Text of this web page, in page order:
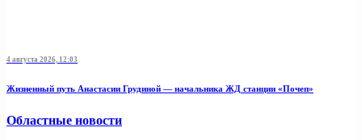
4 августа 2026, 12:03
Жизненный путь Анастасии Грудиной — начальника ЖД станции «Почеп»
Областные новости